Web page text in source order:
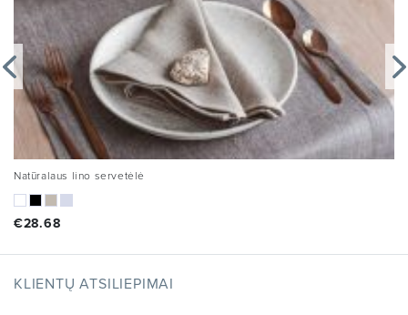
Natūralaus lino servetėlė
€28.68
KLIENTŲ ATSILIEPIMAI